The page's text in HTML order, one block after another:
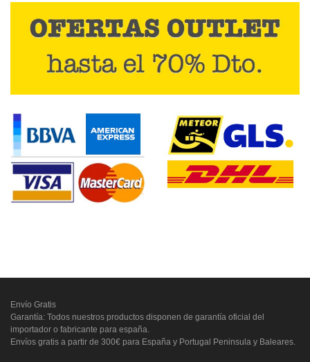
Envío Gratis
Garantía: Todos nuestros productos disponen de garantía oficial del
importador o fabricante para españa.
Envíos gratis a partir de 300€ para España y Portugal Peninsula y Baleares.